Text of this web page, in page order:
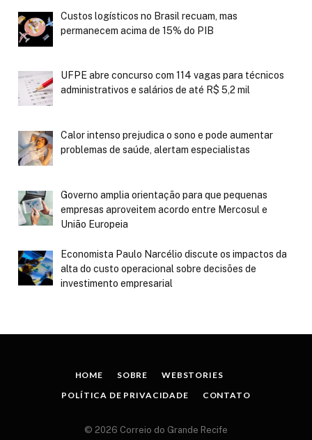
Custos logísticos no Brasil recuam, mas
permanecem acima de 15% do PIB
UFPE abre concurso com 114 vagas para técnicos
administrativos e salários de até R$ 5,2 mil
Calor intenso prejudica o sono e pode aumentar
problemas de saúde, alertam especialistas
Governo amplia orientação para que pequenas
empresas aproveitem acordo entre Mercosul e
União Europeia
Economista Paulo Narcélio discute os impactos da
alta do custo operacional sobre decisões de
investimento empresarial
HOME SOBRE
WEBSTORIES
POLÍTICA DE PRIVACIDADE
CONTATO
© 2026 Correio do Grande Recife